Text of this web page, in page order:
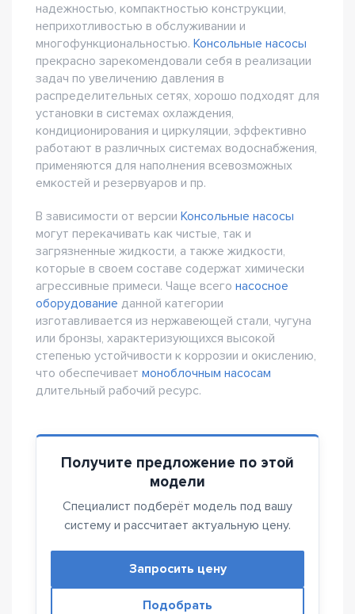
надежностью, компактностью конструкции,
неприхотливостью в обслуживании и
многофункциональностью. Консольные насосы
прекрасно зарекомендовали себя в реализации
задач по увеличению давления в
распределительных сетях, хорошо подходят для
установки в системах охлаждения,
кондиционирования и циркуляции, эффективно
работают в различных системах водоснабжения,
применяются для наполнения всевозможных
емкостей и резервуаров и пр.
В зависимости от версии Консольные насосы
могут перекачивать как чистые, так и
загрязненные жидкости, а также жидкости,
которые в своем составе содержат химически
агрессивные примеси. Чаще всего насосное
оборудование данной категории
изготавливается из нержавеющей стали, чугуна
или бронзы, характеризующихся высокой
степенью устойчивости к коррозии и окислению,
что обеспечивает моноблочным насосам
длительный рабочий ресурс.
Получите предложение по этой
модели
Специалист подберёт модель под вашу
систему и рассчитает актуальную цену.
Запросить цену
Подобрать